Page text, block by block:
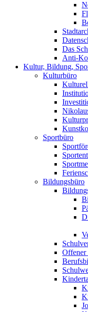
Das
Anti-
Kultur, Bildung,
Kulturbüro
Sportbüro
Bildungsbüro
Offener